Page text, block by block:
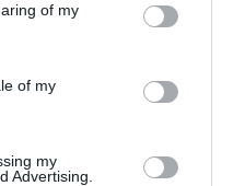
of my
of my
my
Advertising.